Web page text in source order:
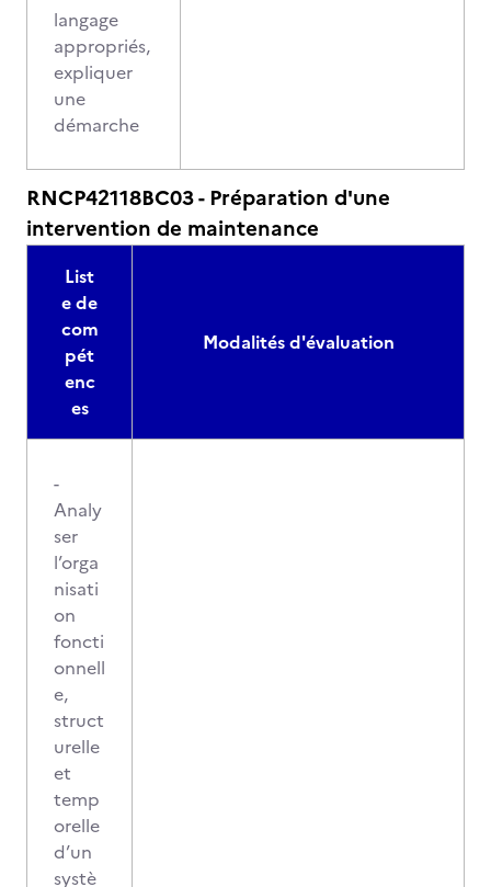
langage
appropriés,
expliquer
une
démarche
RNCP42118BC03 - Préparation d'une
intervention de maintenance
List
e de
com
pét
enc
es
Modalités d'évaluation
-
Analy
ser
l’orga
nisati
on
foncti
onnell
e,
struct
urelle
et
temp
orelle
d’un
systè